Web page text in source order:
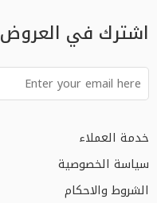
اشترك في العروض
خدمة العملاء
سياسة الخصوصية
الشروط والاحكام